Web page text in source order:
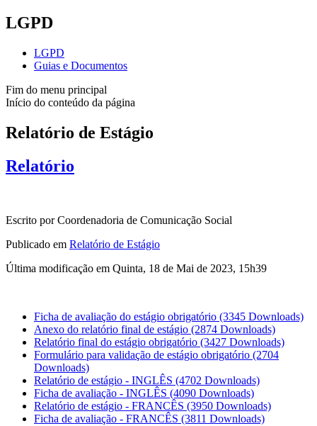
LGPD
LGPD
Guias e Documentos
Fim do menu principal
Início do conteúdo da página
Relatório de Estágio
Relatório
Escrito por Coordenadoria de Comunicação Social
Publicado em Relatório de Estágio
Última modificação em Quinta, 18 de Mai de 2023, 15h39
Ficha de avaliação do estágio obrigatório (3345 Downloads)
Anexo do relatório final de estágio (2874 Downloads)
Relatório final do estágio obrigatório (3427 Downloads)
Formulário para validação de estágio obrigatório (2704
Downloads)
Relatório de estágio - INGLÊS (4702 Downloads)
Ficha de avaliação - INGLÊS (4090 Downloads)
Relatório de estágio - FRANCÊS (3950 Downloads)
Ficha de avaliação - FRANCÊS (3811 Downloads)